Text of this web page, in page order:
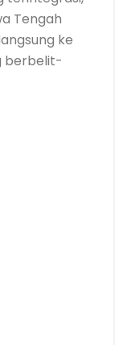
Tengah
ke
berbelit-